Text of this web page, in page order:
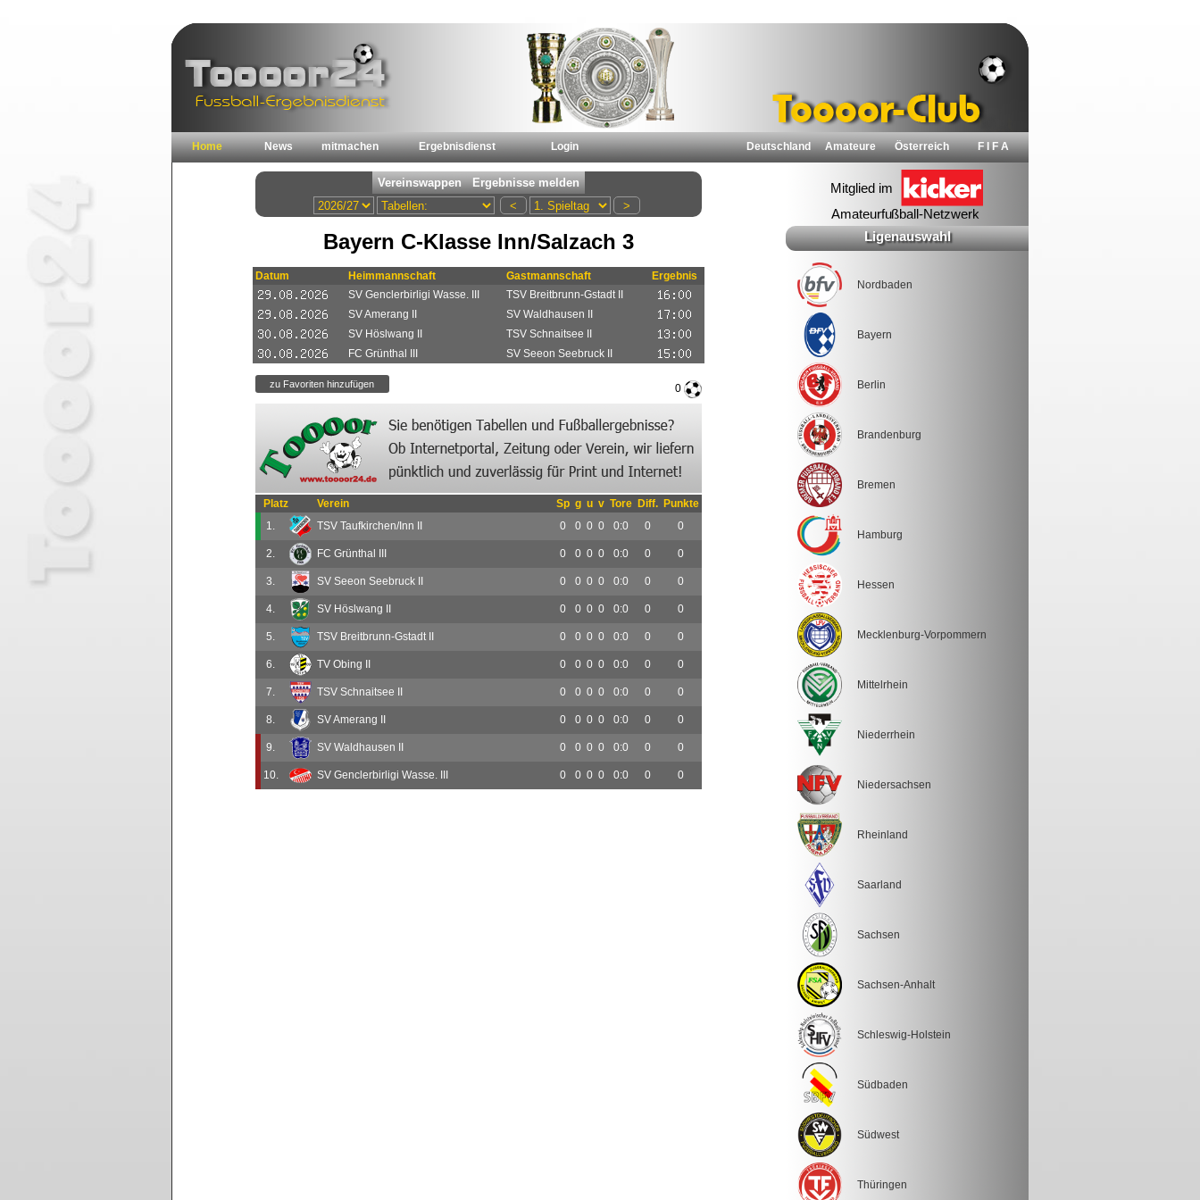
Home News mitmachen Ergebnisdienst Login Deutschland Amateure Österreich F I F A
Bayern C-Klasse Inn/Salzach 3
Datum Heimmannschaft Gastmannschaft
Ergebnis
SV Genclerbirligi Wasse. III
TSV Breitbrunn-Gstadt II
SV Amerang II
SV Waldhausen II
SV Höslwang II
TSV Schnaitsee II
FC Grünthal III
SV Seeon Seebruck II
0
Platz Verein Sp g u v Tore Diff.
Punkte
1.
TSV Taufkirchen/Inn II 0 0 0 0 0:0 0 0
2. FC Grünthal III 0 0 0 0 0:0 0 0
3. SV Seeon Seebruck II 0 0 0 0 0:0 0 0
4. SV Höslwang II 0 0 0 0 0:0 0 0
5. TSV Breitbrunn-Gstadt II 0 0 0 0 0:0 0 0
6. TV Obing II 0 0 0 0 0:0 0 0
7. TSV Schnaitsee II 0 0 0 0 0:0 0 0
8. SV Amerang II 0 0 0 0 0:0 0 0
9. SV Waldhausen II 0 0 0 0 0:0 0 0
10. SV Genclerbirligi Wasse. III 0 0 0 0 0:0 0 0
Ligenauswahl
Nordbaden
Bayern
Berlin
Brandenburg
Bremen
Hamburg
Hessen
Mecklenburg-Vorpommern
Mittelrhein
Niederrhein
Niedersachsen
Rheinland
Saarland
Sachsen
Sachsen-Anhalt
Schleswig-Holstein
Südbaden
Südwest
Thüringen